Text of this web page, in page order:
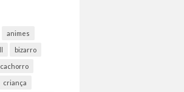
animes
bizarro
cachorro
criança